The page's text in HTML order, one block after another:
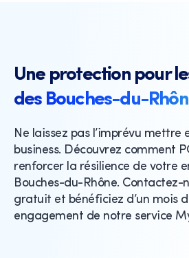
Une protection pour
des Bouches-du-
Ne laissez pas l’imprévu mettre
business. Découvrez comment
renforcer la résilience de votre
Bouches-du-Rhône. Contactez-
gratuit et bénéficiez d’un mois
engagement de notre service